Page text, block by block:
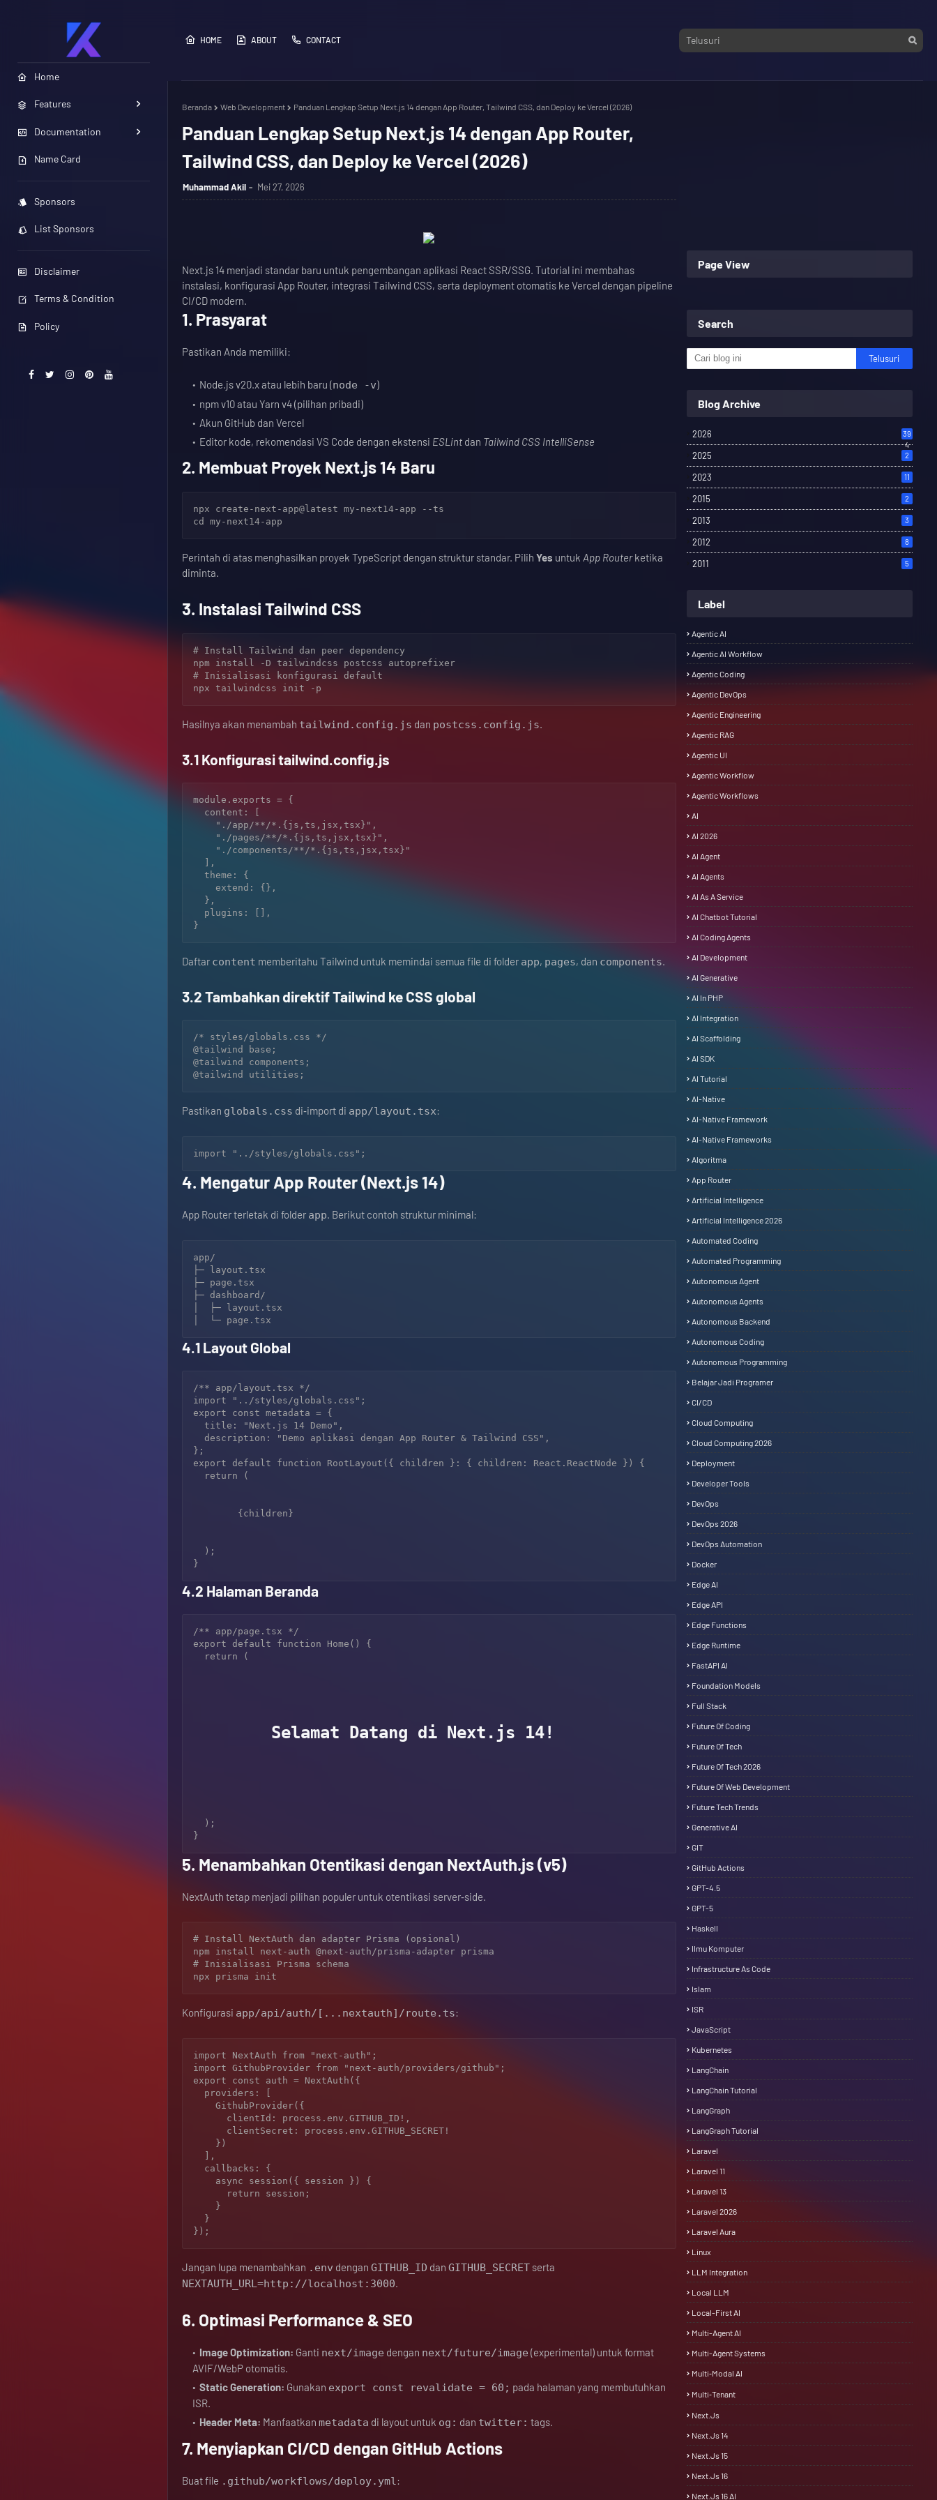
Home
Features
Documentation
Name Card
Sponsors
List Sponsors
Disclaimer
Terms & Condition
Policy
HOME ABOUT CONTACT
Beranda Web Development Panduan Lengkap Setup Next.js 14 dengan App Router, Tailwind CSS, dan Deploy ke Vercel (2026)
Panduan Lengkap Setup Next.js 14 dengan App Router,
Tailwind CSS, dan Deploy ke Vercel (2026)
Muhammad Akil Mei 27, 2026
Next.js 14 menjadi standar baru untuk pengembangan aplikasi React SSR/SSG. Tutorial ini membahas
instalasi, konfigurasi App Router, integrasi Tailwind CSS, serta deployment otomatis ke Vercel dengan pipeline
CI/CD modern.
1. Prasyarat
Pastikan Anda memiliki:
Node.js v20.x atau lebih baru (node -v)
npm v10 atau Yarn v4 (pilihan pribadi)
Akun GitHub dan Vercel
Editor kode, rekomendasi VS Code dengan ekstensi ESLint dan Tailwind CSS IntelliSense
2. Membuat Proyek Next.js 14 Baru
npx create-next-app@latest my-next14-app --ts
Perintah di atas menghasilkan proyek TypeScript dengan struktur standar. Pilih Yes untuk App Routerketika
diminta.
3. Instalasi Tailwind CSS
# Install Tailwind dan peer dependency
npm install -D tailwindcss postcss autoprefixer
# Inisialisasi konfigurasi default
Hasilnya akan menambah tailwind.config.js dan postcss.config.js.
3.1 Konfigurasi tailwind.config.js
module.exports = {
Daftar content memberitahu Tailwind untuk memindai semua file di folder app, pages, dan components.
3.2 Tambahkan direktif Tailwind ke CSS global
/* styles/globals.css */
@tailwind base;
@tailwind components;
Pastikan globals.css di‑import di app/layout.tsx:
4. Mengatur App Router (Next.js 14)
App Router terletak di folder app. Berikut contoh struktur minimal:
app/
├─ layout.tsx
├─ page.tsx
├─ dashboard/
│  ├─ layout.tsx
4.1 Layout Global
/** app/layout.tsx */
import "../styles/globals.css";
export const metadata = {
};
export default function RootLayout({ children }: { children: React.ReactNode }) {
4.2 Halaman Beranda
/** app/page.tsx */
export default function Home() {
5. Menambahkan Otentikasi dengan NextAuth.js (v5)
NextAuth tetap menjadi pilihan populer untuk otentikasi server‑side.
# Install NextAuth dan adapter Prisma (opsional)
npm install next-auth @next-auth/prisma-adapter prisma
# Inisialisasi Prisma schema
Konfigurasi app/api/auth/[...nextauth]/route.ts:
import NextAuth from "next-auth";
import GithubProvider from "next-auth/providers/github";
export const auth = NextAuth({
Jangan lupa menambahkan .env dengan GITHUB_ID dan GITHUB_SECRET serta
NEXTAUTH_URL=http://localhost:3000.
6. Optimasi Performance & SEO
Image Optimization: Ganti next/image dengan next/future/image (experimental) untuk format
AVIF/WebP otomatis.
Static Generation: Gunakan export const revalidate = 60; pada halaman yang membutuhkan
ISR.
Header Meta: Manfaatkan metadata di layout untuk og: dan twitter: tags.
7. Menyiapkan CI/CD dengan GitHub Actions
Buat file .github/workflows/deploy.yml:
Page View
Search
Blog Archive
2026
39
4
2025 2
2023 11
2015 2
2013 3
2012 8
2011 5
Label
Agentic AI
Agentic AI Workflow
Agentic Coding
Agentic DevOps
Agentic Engineering
Agentic RAG
Agentic UI
Agentic Workflow
Agentic Workflows
AI
AI 2026
AI Agent
AI Agents
AI As A Service
AI Chatbot Tutorial
AI Coding Agents
AI Development
AI Generative
AI In PHP
AI Integration
AI Scaffolding
AI SDK
AI Tutorial
AI-Native
AI-Native Framework
AI-Native Frameworks
Algoritma
App Router
Artificial Intelligence
Artificial Intelligence 2026
Automated Coding
Automated Programming
Autonomous Agent
Autonomous Agents
Autonomous Backend
Autonomous Coding
Autonomous Programming
Belajar Jadi Programer
CI/CD
Cloud Computing
Cloud Computing 2026
Deployment
Developer Tools
DevOps
DevOps 2026
DevOps Automation
Docker
Edge AI
Edge API
Edge Functions
Edge Runtime
FastAPI AI
Foundation Models
Full Stack
Future Of Coding
Future Of Tech
Future Of Tech 2026
Future Of Web Development
Future Tech Trends
Generative AI
GIT
GitHub Actions
GPT-4.5
GPT-5
Haskell
Ilmu Komputer
Infrastructure As Code
Islam
ISR
JavaScript
Kubernetes
LangChain
LangChain Tutorial
LangGraph
LangGraph Tutorial
Laravel
Laravel 11
Laravel 13
Laravel 2026
Laravel Aura
Linux
LLM Integration
Local LLM
Local-First AI
Multi-Agent AI
Multi-Agent Systems
Multi‑Modal AI
Multi‑Tenant
Next.js
Next.js 14
Next.js 15
Next.js 16
Next.js 16 AI